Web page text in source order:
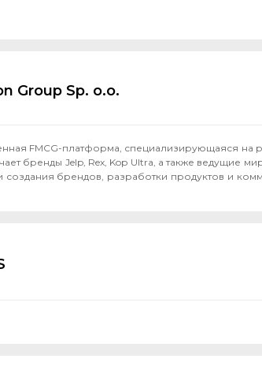
Group Sp. o.o.
FMCG-платформа, специализирующаяся
бренды Jelp, Rex, Kop Ultra, а также ведущие
создания брендов, разработки продуктов и